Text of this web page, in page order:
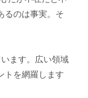
るのは事実。そ
ます。広い領域
トを網羅します